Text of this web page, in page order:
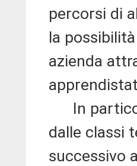
percorsi di
la
azienda
In
dalle classi
successivo